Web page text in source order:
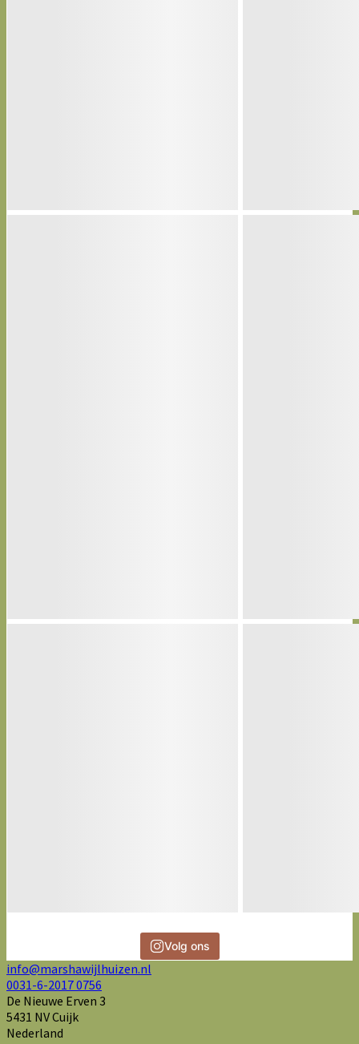
Volg ons
info@marshawijlhuizen.nl
0031-6-2017 0756
De Nieuwe Erven 3
5431 NV Cuijk
Nederland